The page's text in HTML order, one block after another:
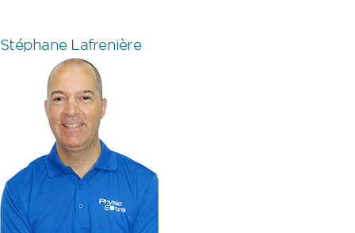
Stéphane Lafrenière